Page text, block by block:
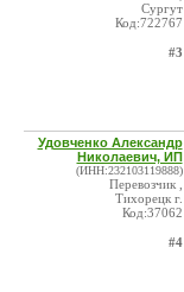
Сургут
Код:722767
#3
Удовченко Александр
Николаевич, ИП
(ИНН:232103119888)
Перевозчик ,
Тихорецк г.
Код:37062
#4